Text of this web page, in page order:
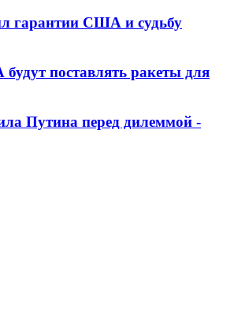
гарантии США и судьбу
поставлять ракеты для
Путина перед дилеммой -